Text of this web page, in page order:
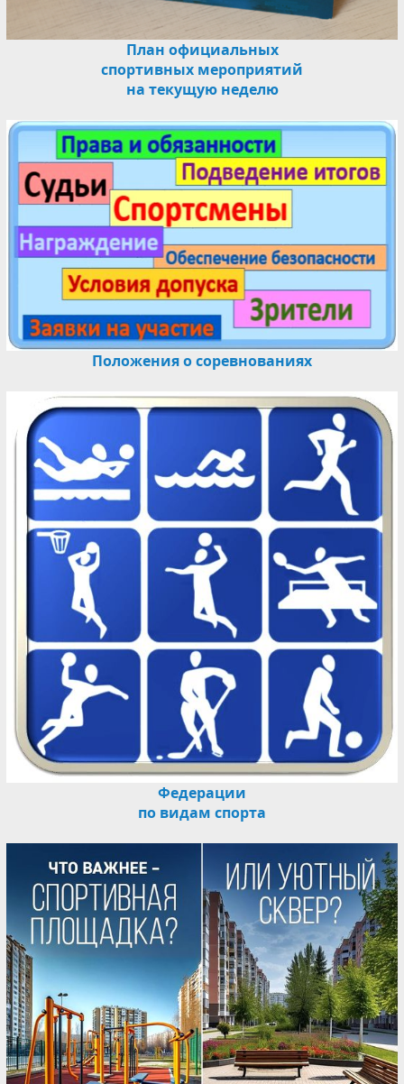
План официальных
спортивных мероприятий
на текущую неделю
Положения о соревнованиях
Федерации
по видам спорта